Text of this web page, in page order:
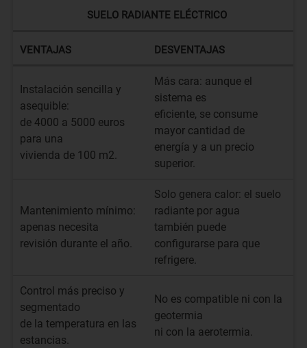
SUELO RADIANTE ELÉCTRICO
VENTAJAS DESVENTAJAS
Instalación sencilla y
asequible:
de 4000 a 5000 euros
para una
vivienda de 100 m2.
Más cara: aunque el
sistema es
eficiente, se consume
mayor cantidad de
energía y a un precio
superior.
Mantenimiento mínimo:
apenas necesita
revisión durante el año.
Solo genera calor: el suelo
radiante por agua
también puede
configurarse para que
refrigere.
Control más preciso y
segmentado
de la temperatura en las
estancias.
No es compatible ni con la
geotermia
ni con la aerotermia.